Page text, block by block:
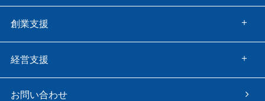
創業支援
経営支援
お問い合わせ